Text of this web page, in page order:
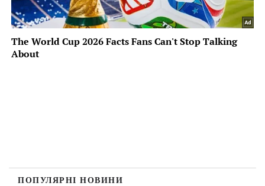
ПОПУЛЯРНІ НОВИНИ